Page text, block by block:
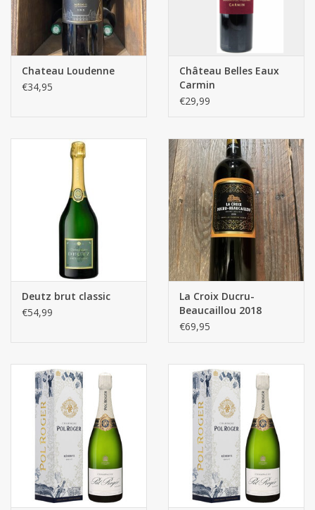
Chateau Loudenne
€34,95
Château Belles Eaux
Carmin
€29,99
Deutz brut classic
€54,99
La Croix Ducru-
Beaucaillou 2018
€69,95